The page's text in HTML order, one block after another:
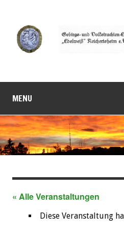
MENU
« Alle Veranstaltungen
Diese Veranstaltung